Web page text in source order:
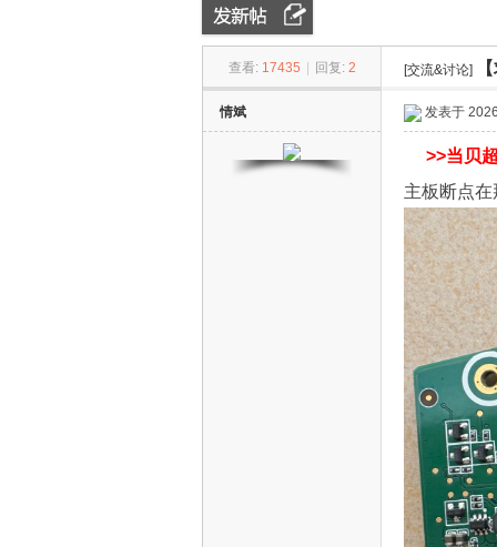
› ›
查看: 17435 回复: 2 [交流&讨论]
情斌 发表于
>>当贝
主板断点